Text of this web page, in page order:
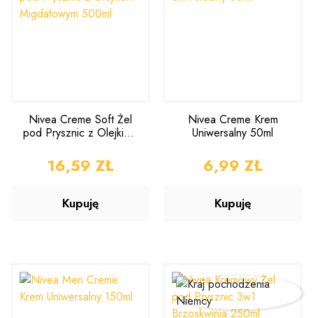
Nivea Creme Soft Żel
pod Prysznic z Olejkiem
CENA
16,59 ZŁ
Kupuję
Nivea Creme Krem
Uniwersalny 50ml
CENA
6,99 ZŁ
Kupuję